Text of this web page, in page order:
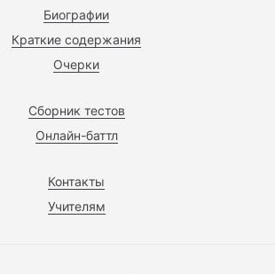
Биографии
Краткие содержания
Очерки
Сборник тестов
Онлайн-баттл
Контакты
Учителям